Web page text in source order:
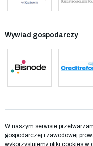
Wywiad gospodarczy
W naszym serwisie
gospodarczej i zawodowej
wykorzystujemy pliki cookies w